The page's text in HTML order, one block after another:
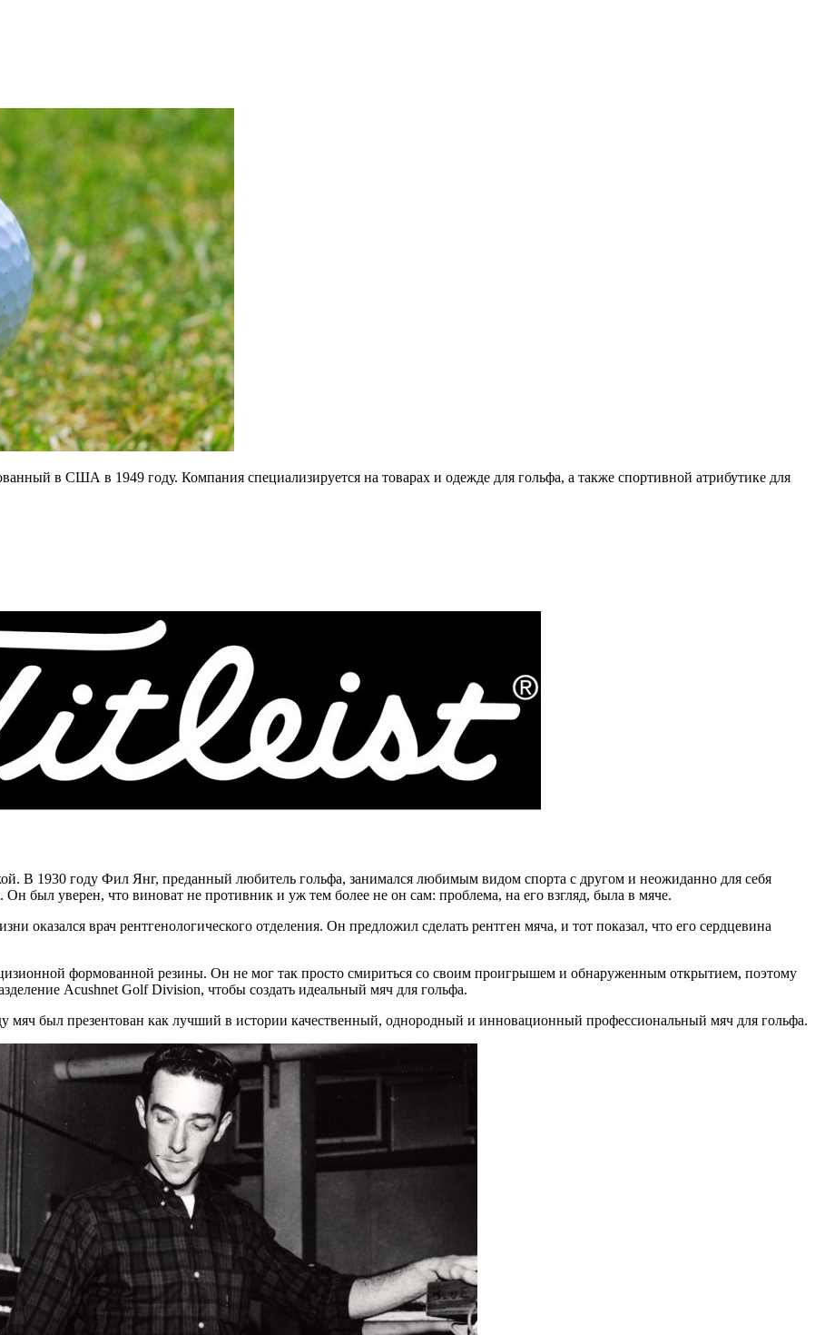
в США в 1949 году. Компания специализируется на товарах и одежде для гольфа, а также спортивной атрибутике для
В 1930 году Фил Янг, преданный любитель гольфа, занимался любимым видом спорта с другом и неожиданно для себя
был уверен, что виноват не противник и уж тем более не он сам: проблема, на его взгляд, была в мяче.
оказался врач рентгенологического отделения. Он предложил сделать рентген мяча, и тот показал, что его сердцевина
формованной резины. Он не мог так просто смириться со своим проигрышем и обнаруженным открытием, поэтому
Аcushnet Golf Division, чтобы создать идеальный мяч для гольфа.
мяч был презентован как лучший в истории качественный, однородный и инновационный профессиональный мяч для гольфа.